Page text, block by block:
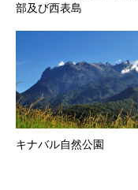
部及び西表島
キナバル自然公園